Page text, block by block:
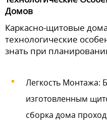
Домов
Каркасно-щитовые
технологические
знать при
Легкость Монтажа:
изготовленным
сборка дома